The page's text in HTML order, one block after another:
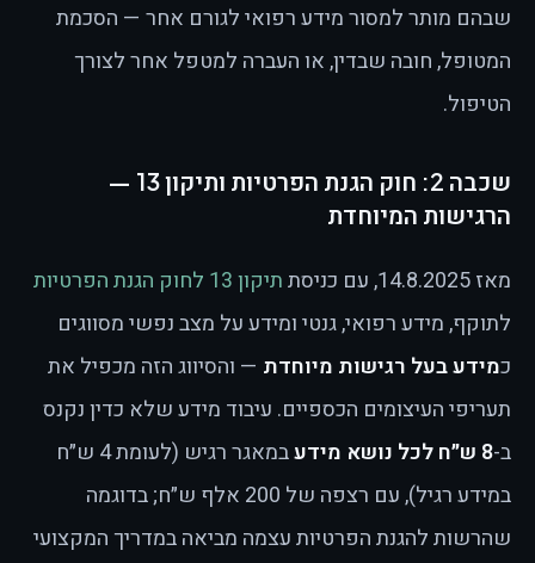
שבהם מותר למסור מידע רפואי לגורם אחר — הסכמת
המטופל, חובה שבדין, או העברה למטפל אחר לצורך
הטיפול.
שכבה 2: חוק הגנת הפרטיות ותיקון 13 —
הרגישות המיוחדת
מאז 14.8.2025, עם כניסת
תיקון 13 לחוק הגנת הפרטיות
לתוקף, מידע רפואי, גנטי ומידע על מצב נפשי מסווגים
כמידע בעל רגישות מיוחדת — והסיווג הזה מכפיל את
תעריפי העיצומים הכספיים. עיבוד מידע שלא כדין נקנס
ב-8 ש״ח לכל נושא מידע
במאגר רגיש (לעומת 4 ש״ח
במידע רגיל), עם רצפה של 200 אלף ש״ח; בדוגמה
שהרשות להגנת הפרטיות עצמה מביאה במדריך המקצועי